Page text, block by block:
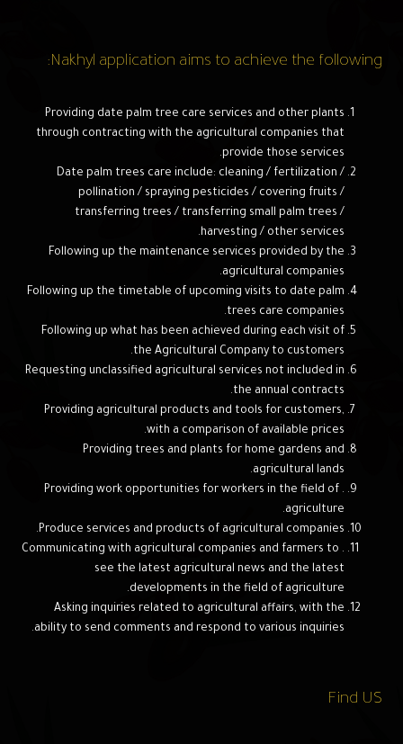
Nakhyl application aims to achieve the following:
Providing date palm tree care services and other plants
through contracting with the agricultural companies that
provide those services.
Date palm trees care include: cleaning / fertilization /
pollination / spraying pesticides / covering fruits /
transferring trees / transferring small palm trees /
harvesting / other services.
Following up the maintenance services provided by the
agricultural companies.
Following up the timetable of upcoming visits to date palm
trees care companies.
Following up what has been achieved during each visit of
the Agricultural Company to customers.
Requesting unclassified agricultural services not included in
the annual contracts.
Providing agricultural products and tools for customers,
with a comparison of available prices.
Providing trees and plants for home gardens and
agricultural lands.
. Providing work opportunities for workers in the field of
agriculture.
Produce services and products of agricultural companies.
. Communicating with agricultural companies and farmers to
see the latest agricultural news and the latest
developments in the field of agriculture.
Asking inquiries related to agricultural affairs, with the
ability to send comments and respond to various inquiries.
Find US